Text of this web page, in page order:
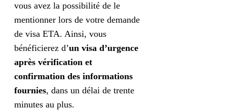
vous avez la possibilité de le
mentionner lors de votre demande
de visa ETA. Ainsi, vous
bénéficierez d’un visa d’urgence
après vérification et
confirmation des informations
fournies, dans un délai de trente
minutes au plus.